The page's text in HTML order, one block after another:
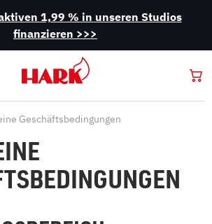
1,99 % in unseren Studios
finanzieren >>>
Geschäftsbedingungen